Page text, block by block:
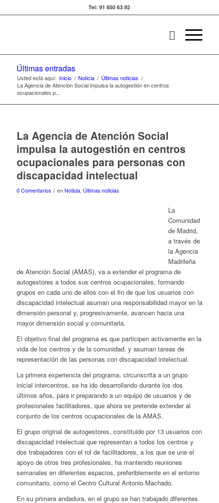
Tel: 91 850 63 92
Últimas entradas
Usted está aquí: Inicio / Noticia / Últimas noticias /
La Agencia de Atención Social impulsa la autogestión en centros
ocupacionales p...
La Agencia de Atención Social
impulsa la autogestión en centros
ocupacionales para personas con
discapacidad intelectual
0 Comentarios / en Noticia, Últimas noticias
La
Comunidad
de Madrid,
a través de
la Agencia
Madrileña
de Atención Social (AMAS), va a extender el programa de
autogestores a todos sus centros ocupacionales, formando
grupos en cada uno de ellos con el fin de que los usuarios con
discapacidad intelectual asuman una responsabilidad mayor en la
dimensión personal y, progresivamente, avancen hacia una
mayor dimensión social y comunitaria.
El objetivo final del programa es que participen activamente en la
vida de los centros y de la comunidad, y asuman tareas de
representación de las personas con discapacidad intelectual.
La primera experiencia del programa, circunscrita a un grupo
inicial intercentros, se ha ido desarrollando durante los dos
últimos años, para ir preparando a un equipo de usuarios y de
profesionales facilitadores, que ahora se pretende extender al
conjunto de los centros ocupacionales de la AMAS.
El grupo original de autogestores, constituido por 13 usuarios con
discapacidad intelectual que representan a todos los centros y
dos trabajadores con el rol de facilitadores, a los que se une el
apoyo de otros tres profesionales, ha mantenido reuniones
semanales en diferentes espacios, preferiblemente en el entorno
comunitario, como el Centro Cultural Antonio Machado.
En su primera andadura, en el grupo se han trabajado diferentes